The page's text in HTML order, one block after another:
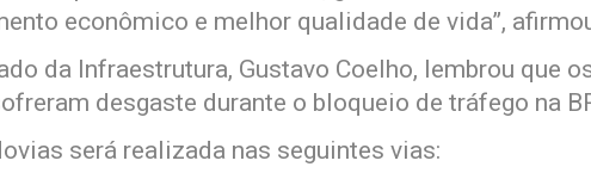
econômico e melhor qualidade de vida”,
da Infraestrutura, Gustavo Coelho, lembrou que
desgaste durante o bloqueio de tráfego na
será realizada nas seguintes vias: